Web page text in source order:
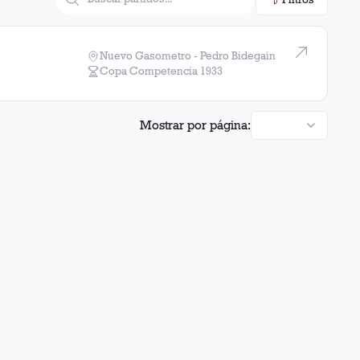
Nuevo Gasometro - Pedro Bidegain
Copa Competencia 1933
Mostrar por página: